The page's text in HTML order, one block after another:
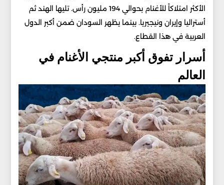
الأكثر امتلاكاً للأغنام بحوالي 194 مليون رأس. تليها الهند ثم
أستراليا وإيران ونيجيريا. بينما يظهر السودان ضمن أكبر الدول
العربية في هذا القطاع.
أسرار تفوق أكبر منتجي الأغنام في
العالم